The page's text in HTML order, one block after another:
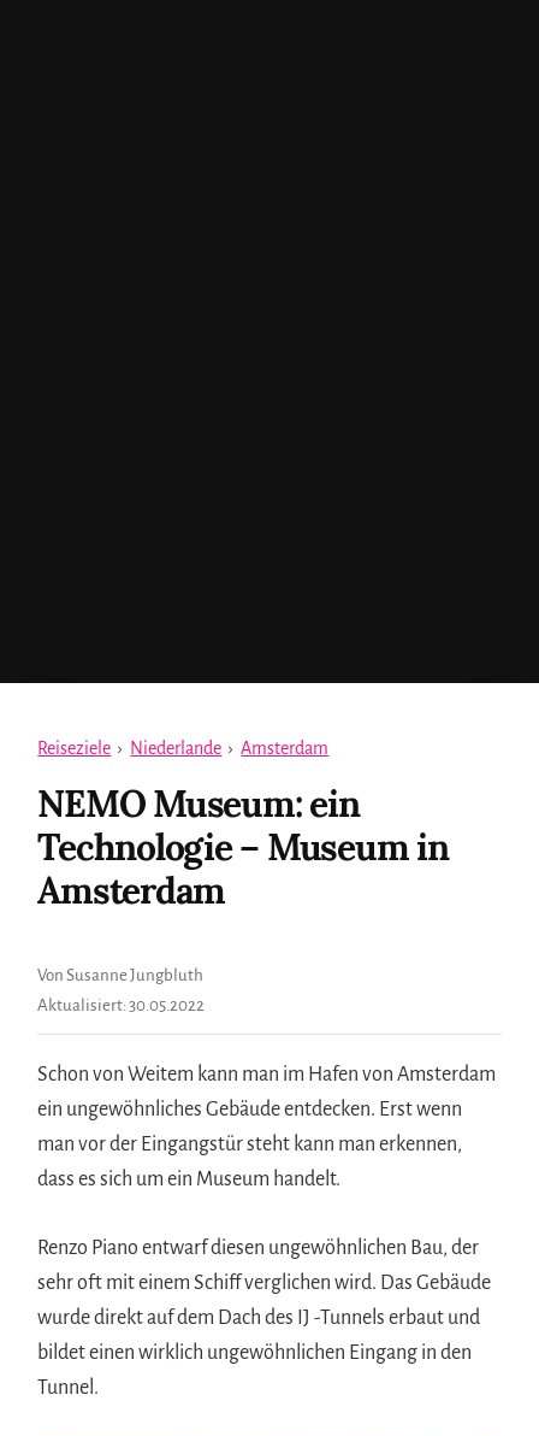
Reiseziele › Niederlande › Amsterdam
NEMO Museum: ein
Technologie – Museum in
Amsterdam
Von Susanne Jungbluth
Aktualisiert:30.05.2022
Schon von Weitem kann man im Hafen von Amsterdam
ein ungewöhnliches Gebäude entdecken. Erst wenn
man vor der Eingangstür steht kann man erkennen,
dass es sich um ein Museum handelt.
Renzo Piano entwarf diesen ungewöhnlichen Bau, der
sehr oft mit einem Schiff verglichen wird. Das Gebäude
wurde direkt auf dem Dach des IJ -Tunnels erbaut und
bildet einen wirklich ungewöhnlichen Eingang in den
Tunnel.